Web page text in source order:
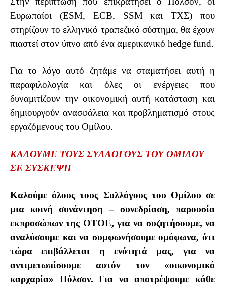
Ευρωπαίοι (ESM, ECB, SSM καιΤΧΣ) που
στηρίζουν το ελληνικό τραπεζικό σύστημα, θα έχουν
πιαστεί στον ύπνο από ένα αμερικανικό hedge fund.
Για το λόγο αυτό ζητάμε να σταματήσει αυτή η
παραφιλολογία και όλες οι ενέργειες που
δυναμιτίζουν την οικονομική αυτή κατάσταση και
δημιουργούν ανασφάλεια και προβληματισμό στους
εργαζόμενους του Ομίλου.
ΚΑΛΟΥΜΕ ΤΟΥΣ ΣΥΛΛΟΓΟΥΣ ΤΟΥ ΟΜΙΛΟΥ
ΣΕ ΣΥΣΚΕΨΗ
Καλούμε όλους τους Συλλόγους του Ομίλου σε
μια κοινή συνάντηση – συνεδρίαση, παρουσία
εκπροσώπων της ΟΤΟΕ, για να συζητήσουμε, να
αναλύσουμε και να συμφωνήσουμε ομόφωνα, ότι
τώρα επιβάλλεται η ενότητά μας, για να
αντιμετωπίσουμε αυτόν τον «οικονομικό
καρχαρία» Πόλσον. Για να αποτρέψουμε κάθε